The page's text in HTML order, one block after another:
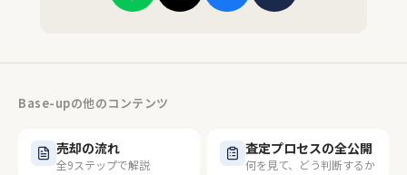
Base-upの他のコンテンツ
売却の流れ
全9ステップで解説
査定プロセスの全公開
何を見て、どう判断するか